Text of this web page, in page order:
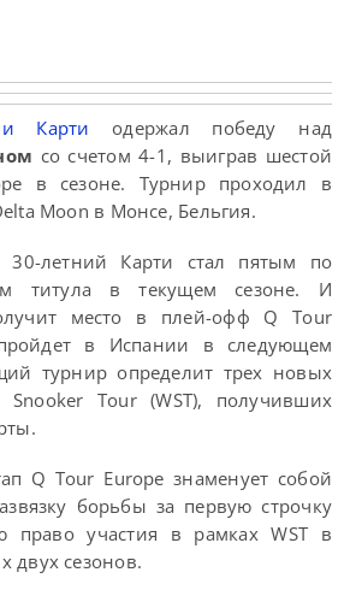
Карти одержал победу над
со счетом 4-1, выиграв шестой
в сезоне. Турнир проходил в
Moon в Монсе, Бельгия.
30-летний Карти стал пятым по
титула в текущем сезоне. И
место в плей-офф Q Tour
в Испании в следующем
турнир определит трех новых
Snooker Tour (WST), получивших
Q Tour Europe знаменует собой
борьбы за первую строчку
право участия в рамках WST в
двух сезонов.